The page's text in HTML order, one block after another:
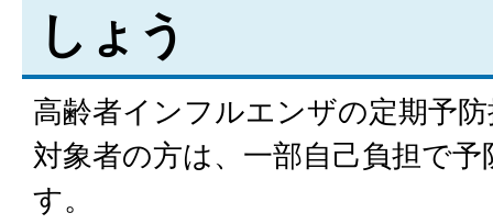
しょう
高齢者インフルエンザの定期予
対象者の方は、一部自己負担で
す。